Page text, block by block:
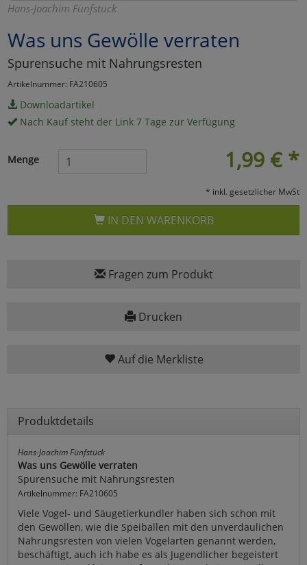
Hans-Joachim Fünfstück
Was uns Gewölle verraten
Spurensuche mit Nahrungsresten
Artikelnummer: FA210605
Downloadartikel
Nach Kauf steht der Link 7 Tage zur Verfügung
1,99 € *
Menge
* inkl. gesetzlicher MwSt
IN DEN WARENKORB
Fragen zum Produkt
Drucken
Auf die Merkliste
Produktdetails
Hans-Joachim Fünfstück
Was uns Gewölle verraten
Spurensuche mit Nahrungsresten
Artikelnummer: FA210605
Viele Vogel- und Säugetierkundler haben sich schon mit
den Gewöllen, wie die Speiballen mit den unverdaulichen
Nahrungsresten von vielen Vogelarten genannt werden,
beschäftigt, auch ich habe es als Jugendlicher begeistert
Umfragetools
Cookies
Alle Akzeptieren
zurück
zu Haupptseite